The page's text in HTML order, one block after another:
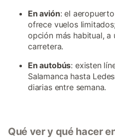
En avión: el
ofrece vuelos
opción más habitual, a
carretera.
En autobús: existen
Salamanca hasta
diarias entre semana.
Qué ver y qué hacer